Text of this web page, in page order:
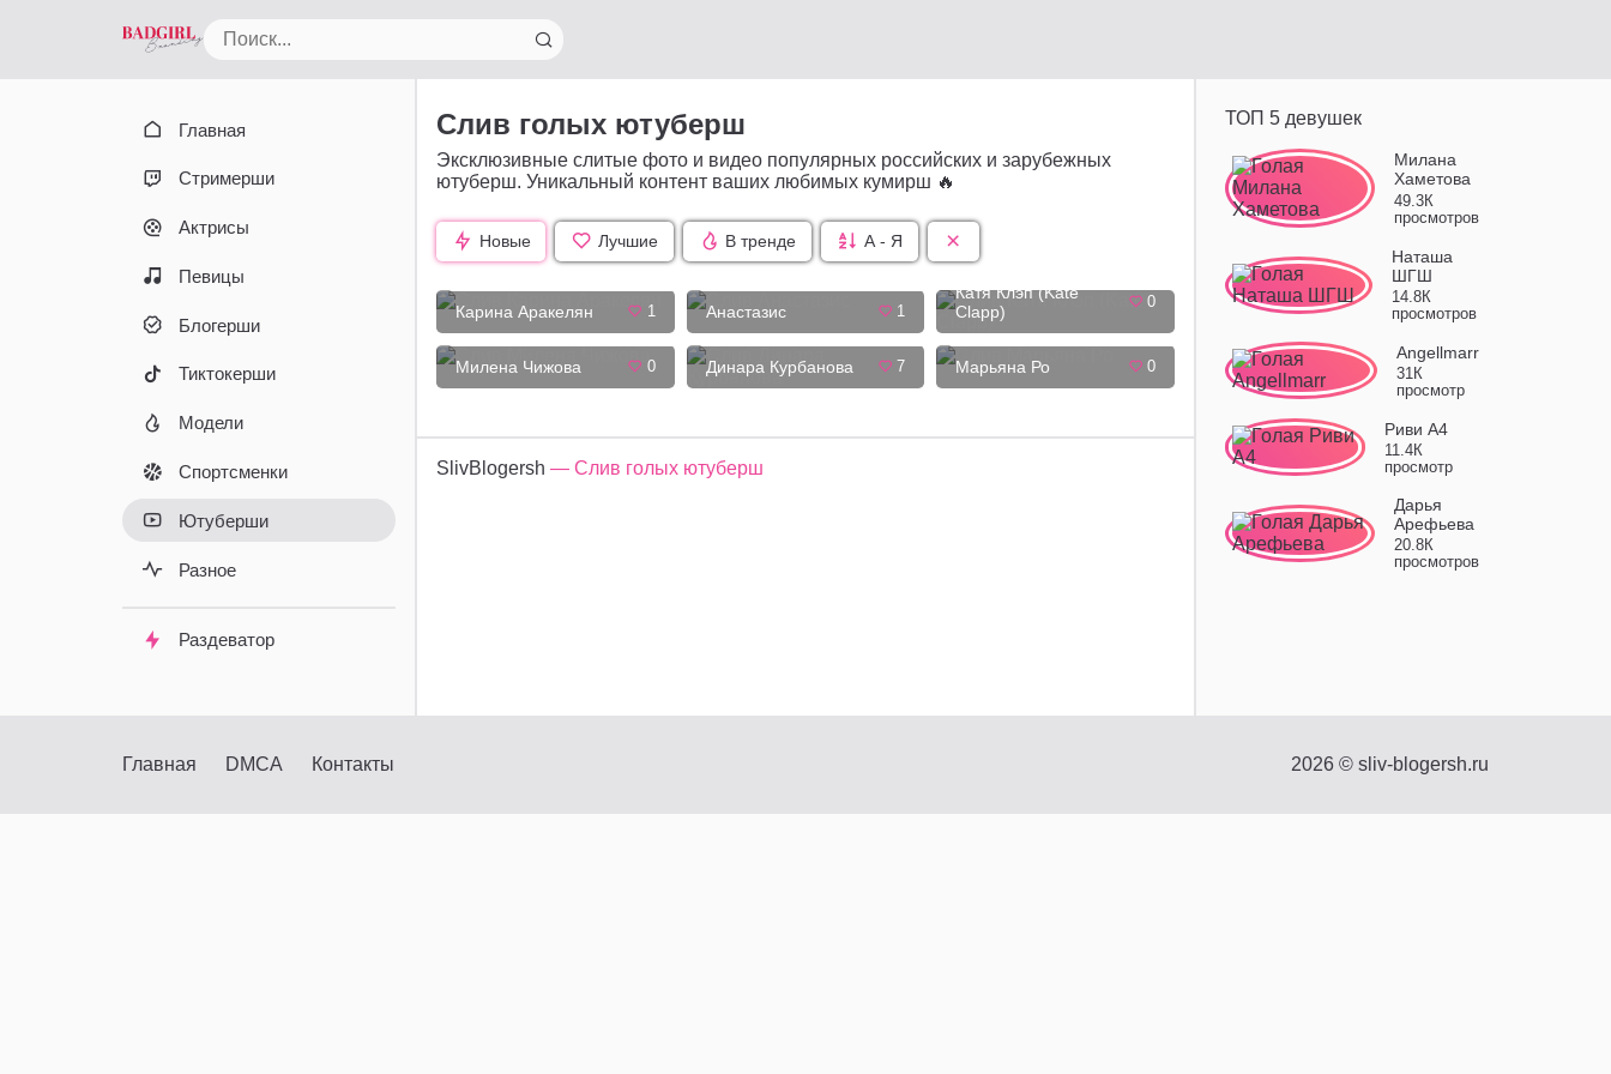
Главная
Стримерши
Актрисы
Певицы
Блогерши
Тиктокерши
Модели
Спортсменки
Ютуберши
Разное
Раздеватор
Слив голых ютуберш
Эксклюзивные слитые фото и видео популярных российских и зарубежных
ютуберш. Уникальный контент ваших любимых кумирш 🔥
Новые Лучшие В тренде А - Я
Карина Аракелян 1 Анастазис 1
Катя Клэп (Kate
Clapp)
0
Милена Чижова 0 Динара Курбанова 7 Марьяна Ро 0
SlivBlogersh — Слив голых ютуберш
ТОП 5 девушек
Милана
Хаметова
49.3К
просмотров
Наташа
ШГШ
14.8К
просмотров
Angellmarr
31К
просмотр
Риви А4
11.4К
просмотр
Дарья
Арефьева
20.8К
просмотров
Главная DMCA Контакты 2026 © sliv-blogersh.ru